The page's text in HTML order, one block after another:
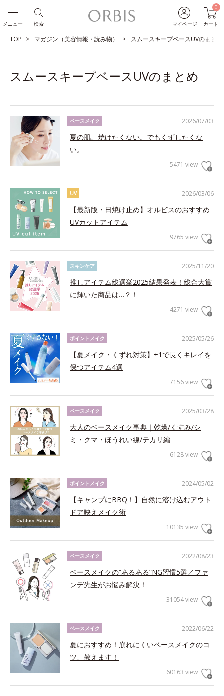
マイページ
0
カート
検索
メニュー
TOP マガジン（美容情報・読み物） スムースキープベースUVのまとめ
スムースキープベースUVのまとめ
2026/07/03
ベースメイク
夏の肌、焼けたくない。でもくずしたくな
い。
5471 view
2026/03/06
UV
【最新版・日焼け止め】オルビスのおすすめ
UVカットアイテム
9765 view
2025/11/20
スキンケア
推しアイテム総選挙2025結果発表！総合大賞
に輝いた商品は…？！
4271 view
2025/05/26
ポイントメイク
【夏メイク・くずれ対策】+1で長くキレイを
保つアイテム4選
7156 view
2025/03/28
ベースメイク
大人のベースメイク事典｜乾燥/くすみ/シ
ミ・クマ・ほうれい線/テカリ編
6128 view
2024/05/02
ポイントメイク
【キャンプにBBQ！】自然に溶け込むアウト
ドア映えメイク術
10135 view
2022/08/23
ベースメイク
ベースメイクの“あるある”NG習慣5選／ファ
ンデ先生がお悩み解決！
31054 view
2022/06/22
ベースメイク
夏におすすめ！崩れにくいベースメイクのコ
ツ、教えます！
60163 view